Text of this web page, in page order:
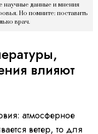
научные данные и мнения
Но помните: поставить
врач.
влияют
атмосферное
ветер, то для